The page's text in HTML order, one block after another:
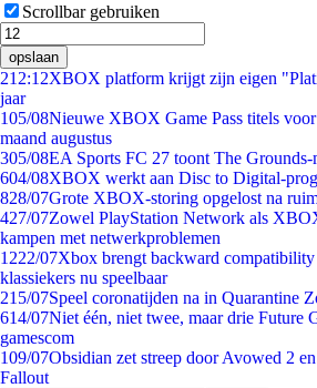
Scrollbar gebruiken
opslaan
212:12XBOX platform krijgt zijn eigen
jaar
105/08Nieuwe XBOX Game Pass titels voor
maand augustus
305/08EA Sports FC 27 toont The Grounds-
604/08XBOX werkt aan Disc to Digital-
828/07Grote XBOX-storing opgelost na
427/07Zowel PlayStation Network als
kampen met netwerkproblemen
1222/07Xbox brengt backward compatibility
klassiekers nu speelbaar
215/07Speel coronatijden na in Quarantine
614/07Niet één, niet twee, maar drie Future
gamescom
109/07Obsidian zet streep door Avowed 2
Fallout